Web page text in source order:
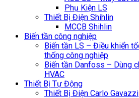
Phụ Kiện LS
Thiết Bị Điện Shihlin
MCCB Shihlin
Biến tần công nghiệp
Biến tần LS – Điều khiển
thống công nghiệp
Biến tần Danfoss – Dùng
HVAC
Thiết Bị Tự Động
Thiết Bị Điện Carlo Gavazzi